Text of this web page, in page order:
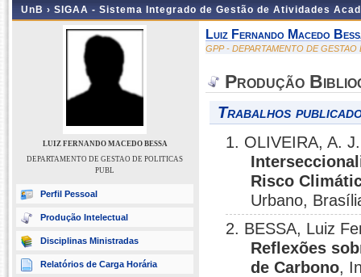
UnB › SIGAA - Sistema Integrado de Gestão de Atividades
LUIZ FERNANDO MACEDO BESSA
DEPARTAMENTO DE GESTAO DE POLITICAS
PUBL
Perfil Pessoal
Produção Intelectual
Disciplinas Ministradas
Relatórios de Carga Horária
Luiz Fernando Macedo
GPP - DEPARTAMENTO DE GESTAO
Produção
Trabalhos
1. OLIVEIRA, A.
Risco
Urbano,
2. BESSA, Luiz
Reflexões
de Carbono,